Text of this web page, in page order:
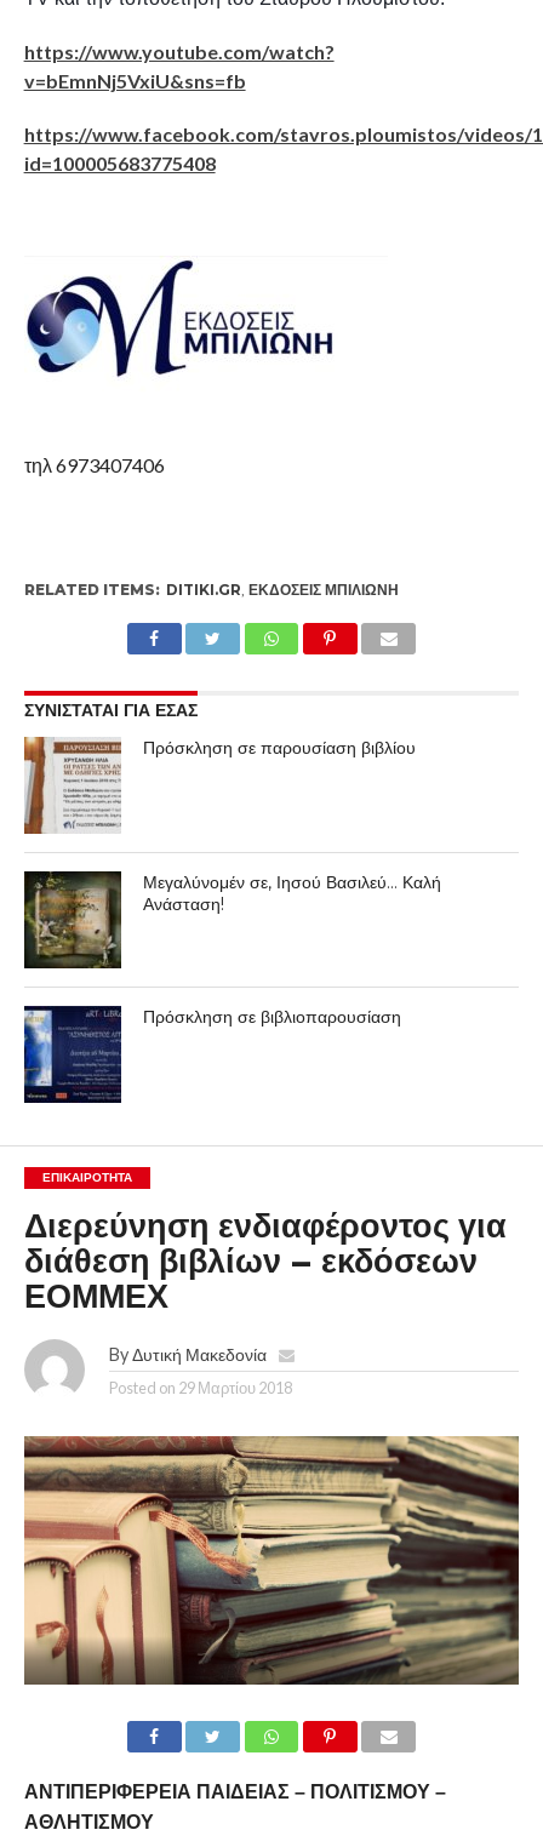
https://www.youtube.com/watch?
v=bEmnNj5VxiU&sns=fb
https://www.facebook.com/stavros.ploumistos/videos/
id=100005683775408
τηλ 6973407406
RELATED ITEMS: DITIKI.GR, ΕΚΔΌΣΕΙΣ ΜΠΙΛΙΏΝΗ
ΣΥΝΙΣΤΑΤΑΙ ΓΙΑ ΕΣΑΣ
Πρόσκληση σε παρουσίαση βιβλίου
Μεγαλύνομέν σε, Ιησού Βασιλεύ… Καλή
Ανάσταση!
Πρόσκληση σε βιβλιοπαρουσίαση
ΕΠΙΚΑΙΡΟΤΗΤΑ
Διερεύνηση ενδιαφέροντος για
διάθεση βιβλίων – εκδόσεων
ΕΟΜΜΕΧ
By Δυτική Μακεδονία
Posted on 29 Μαρτίου 2018
ΑΝΤΙΠΕΡΙΦΕΡΕΙΑ ΠΑΙΔΕΙΑΣ – ΠΟΛΙΤΙΣΜΟΥ –
ΑΘΛΗΤΙΣΜΟΥ